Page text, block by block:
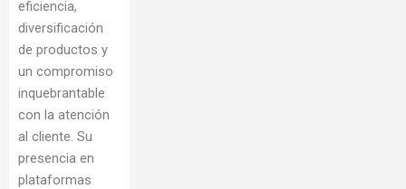
eficiencia,
diversificación
de productos y
un compromiso
inquebrantable
con la atención
al cliente. Su
presencia en
plataformas